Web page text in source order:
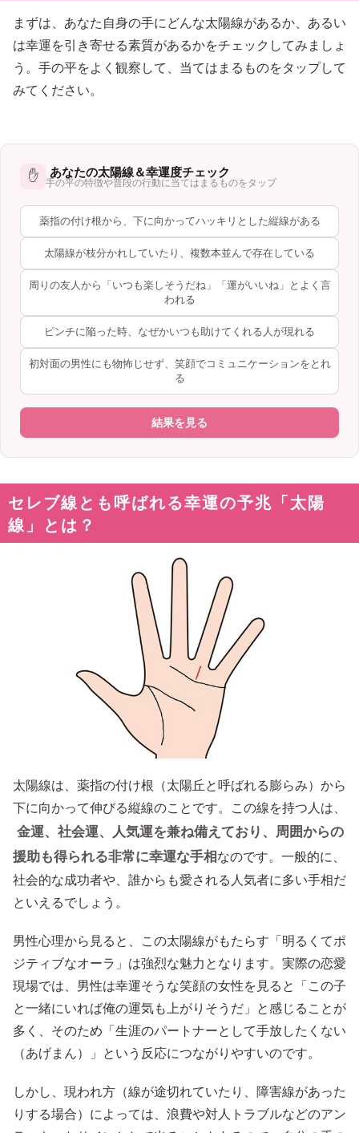
まずは、あなた自身の手にどんな太陽線があるか、あるい
は幸運を引き寄せる素質があるかをチェックしてみましょ
う。手の平をよく観察して、当てはまるものをタップして
みてください。
✋ あなたの太陽線＆幸運度チェック
手の平の特徴や普段の行動に当てはまるものをタップ
薬指の付け根から、下に向かってハッキリとした縦線がある
太陽線が枝分かれしていたり、複数本並んで存在している
周りの友人から「いつも楽しそうだね」「運がいいね」とよく言
われる
ピンチに陥った時、なぜかいつも助けてくれる人が現れる
初対面の男性にも物怖じせず、笑顔でコミュニケーションをとれ
る
結果を見る
セレブ線とも呼ばれる幸運の予兆「太陽
線」とは？
太陽線は、薬指の付け根（太陽丘と呼ばれる膨らみ）から
下に向かって伸びる縦線のことです。この線を持つ人は、
金運、社会運、人気運を兼ね備えており、周囲からの
援助も得られる非常に幸運な手相なのです。一般的に、
社会的な成功者や、誰からも愛される人気者に多い手相だ
といえるでしょう。
男性心理から見ると、この太陽線がもたらす「明るくてポ
ジティブなオーラ」は強烈な魅力となります。実際の恋愛
現場では、男性は幸運そうな笑顔の女性を見ると「この子
と一緒にいれば俺の運気も上がりそうだ」と感じることが
多く、そのため「生涯のパートナーとして手放したくない
（あげまん）」という反応につながりやすいのです。
しかし、現われ方（線が途切れていたり、障害線があった
りする場合）によっては、浪費や対人トラブルなどのアン